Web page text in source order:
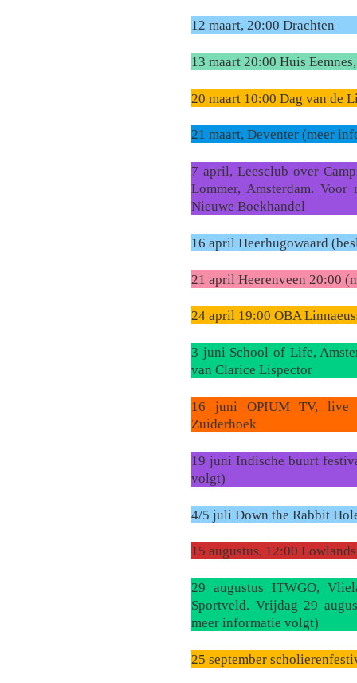
12 maart, 20:00 Drachten
13 maart 20:00 Huis
20 maart 10:00 Dag van de
21 maart, Deventer (meer
7 april, Leesclub over
Lommer, Amsterdam.
Nieuwe Boekhandel
16 april Heerhugowaard
21 april Heerenveen 20:00
24 april 19:00 OBA
3 juni School of Life,
van Clarice Lispector
16 juni OPIUM TV, live
Zuiderhoek
19 juni Indische buurt
volgt)
4/5 juli Down the Rabbit
15 augustus, 12:00
29 augustus ITWGO,
Sportveld. Vrijdag 29
meer informatie volgt)
25 september